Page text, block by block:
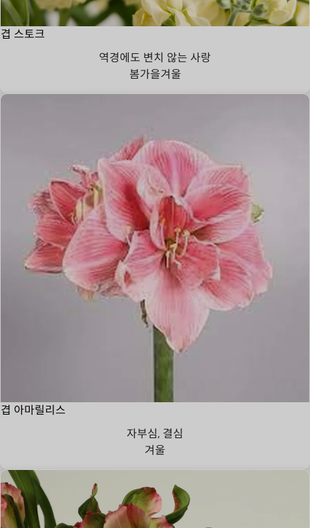
겹 스토크
역경에도 변치 않는 사랑
봄가을겨울
겹 아마릴리스
자부심, 결심
겨울